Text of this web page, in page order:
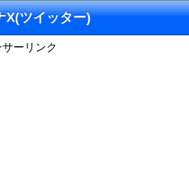
X(ツイッター)
サーリンク